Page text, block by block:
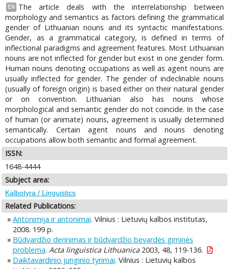
EN
The article deals with the interrelationship between
morphology and semantics as factors defining the grammatical
gender of Lithuanian nouns and its syntactic manifestations.
Gender, as a grammatical category, is defined in terms of
inflectional paradigms and agreement features. Most Lithuanian
nouns are not inflected for gender but exist in one gender form.
Human nouns denoting occupations as well as agent nouns are
usually inflected for gender. The gender of indeclinable nouns
(usually of foreign origin) is based either on their natural gender
or on convention. Lithuanian also has nouns whose
morphological and semantic gender do not coincide. In the case
of human (or animate) nouns, agreement is usually determined
semantically. Certain agent nouns and nouns denoting
occupations allow both semantic and formal agreement.
ISSN:
1648-4444
Subject area:
Kalbotyra / Linguistics
Related Publications:
Antonimija ir antonimai. Vilnius : Lietuvių kalbos institutas,
2008. 199 p.
Būdvardžio derinimas ir būdvardžio bevardės giminės
problema. Acta linguistica Lithuanica2003, 48, 119-136.
Daiktavardinio junginio tyrimai. Vilnius : Lietuvių kalbos